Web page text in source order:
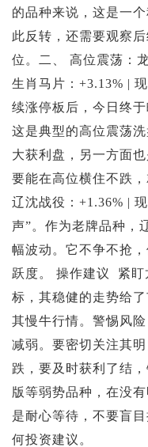
的品种来说，这是一
此反转，还需要观察
位。二、 高位震荡：
生肖马片：+3.13% |
续涨停板后，今日终
这是典型的高位震荡
大获利盘，另一方面
要能在高位横住不跌
辽沈战役：+1.36% |
声”。作为老牌品种，
幅波动。它不争不抢
跃度。 操作建议 紧盯
标，其稳健的走势给
其慢牛行情。警惕风
减弱。要密切关注其
跌，要及时获利了结
版等弱势品种，在没
是耐心等待，不要盲
何投资建议。